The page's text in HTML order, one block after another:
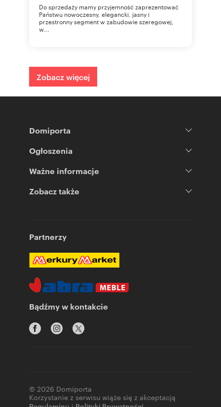
Do sprzedaży mamy przyjemność zaprezentować
Państwu nowoczesny, elegancki, jasny i
przestronny segment w zabudowie szeregowej,
w...
Zobacz więcej
Domiporta
Ogłoszenia
Ważne informacje
Zobacz także
Partnerzy
Bądźmy w kontakcie
© 2026 Domiporta
Korzystanie z serwisu wiąże się z akceptacją